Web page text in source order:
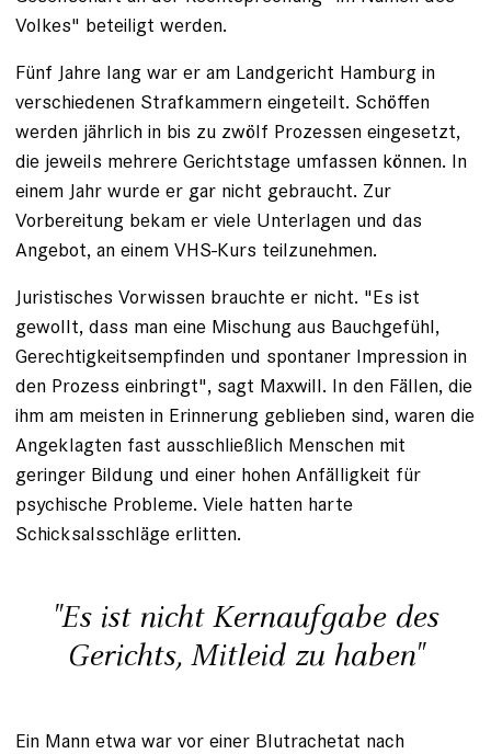
Volkes" beteiligt werden.
Fünf Jahre lang war er am Landgericht Hamburg in
verschiedenen Strafkammern eingeteilt. Schöffen
werden jährlich in bis zu zwölf Prozessen eingesetzt,
die jeweils mehrere Gerichtstage umfassen können. In
einem Jahr wurde er gar nicht gebraucht. Zur
Vorbereitung bekam er viele Unterlagen und das
Angebot, an einem VHS-Kurs teilzunehmen.
Juristisches Vorwissen brauchte er nicht. "Es ist
gewollt, dass man eine Mischung aus Bauchgefühl,
Gerechtigkeitsempfinden und spontaner Impression in
den Prozess einbringt", sagt Maxwill. In den Fällen, die
ihm am meisten in Erinnerung geblieben sind, waren die
Angeklagten fast ausschließlich Menschen mit
geringer Bildung und einer hohen Anfälligkeit für
psychische Probleme. Viele hatten harte
Schicksalsschläge erlitten.
"Es ist nicht Kernaufgabe des
Gerichts, Mitleid zu haben"
Ein Mann etwa war vor einer Blutrachetat nach